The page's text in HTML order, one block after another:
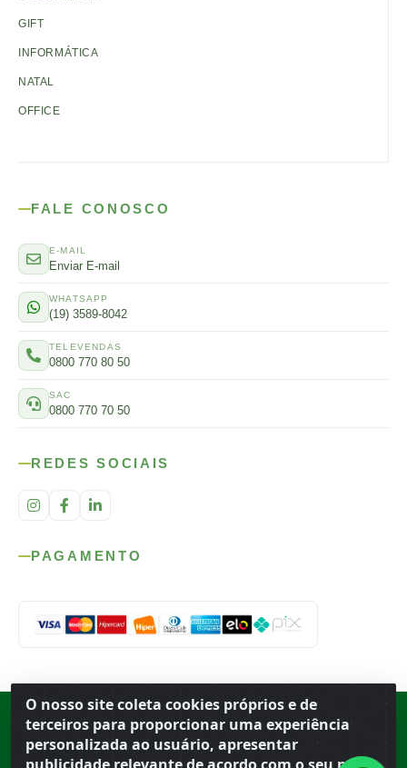
O nosso site coleta cookies próprios e de
terceiros para proporcionar uma experiência
personalizada ao usuário, apresentar
GIFT
INFORMÁTICA
NATAL
OFFICE
FALE CONOSCO
E-MAIL
Enviar E-mail
WHATSAPP
(19) 3589-8042
TELEVENDAS
0800 770 80 50
SAC
0800 770 70 50
REDES SOCIAIS
PAGAMENTO
Rod. SP-215, s/n, km 98 — Área Rural Porto Ferreira ·BR
· CEP
· CNPJ 56.679.863/0001-91
© 2026 Atacado Ideal